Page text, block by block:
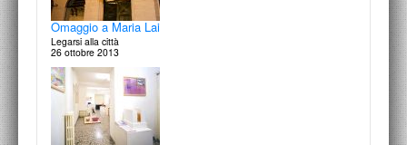
Omaggio a Maria Lai
Legarsi alla città
26 ottobre 2013